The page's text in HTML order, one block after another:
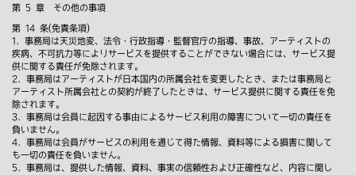
第 5 章 その他の事項
第 14 条(免責条項)
1．事務局は天災地変、法令・行政指導・監督官庁の指導、事故、アーティストの
疾病、不可抗力等によりサービスを提供することができない場合には、サービス提
供に関する責任が免除されます。
2．事務局はアーティストが日本国内の所属会社を変更したとき、または事務局と
アーティスト所属会社との契約が終了したときは、サービス提供に関する責任を免
除されます。
3．事務局は会員に起因する事由によるサービス利用の障害について一切の責任を
負いません。
4．事務局は会員がサービスの利用を通じて得た情報、資料等による損害に関して
も一切の責任を負いません。
5．事務局は、提供した情報、資料、事実の信頼性および正確性など、内容に関し